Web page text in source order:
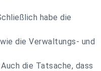
habe die
die Verwaltungs- und
die Tatsache, dass